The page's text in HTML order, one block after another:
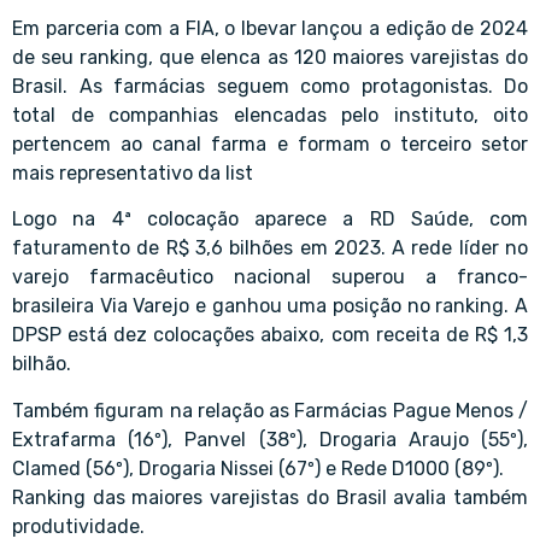
Em parceria com a FIA, o Ibevar lançou a edição de 2024
de seu ranking, que elenca as 120 maiores varejistas do
Brasil. As farmácias seguem como protagonistas. Do
total de companhias elencadas pelo instituto, oito
pertencem ao canal farma e formam o terceiro setor
mais representativo da list
Logo na 4ª colocação aparece a RD Saúde, com
faturamento de R$ 3,6 bilhões em 2023. A rede líder no
varejo farmacêutico nacional superou a franco-
brasileira Via Varejo e ganhou uma posição no ranking. A
DPSP está dez colocações abaixo, com receita de R$ 1,3
bilhão.
Também figuram na relação as Farmácias Pague Menos /
Extrafarma (16º), Panvel (38º), Drogaria Araujo (55º),
Clamed (56º), Drogaria Nissei (67º) e Rede D1000 (89º).
Ranking das maiores varejistas do Brasil avalia também
produtividade.